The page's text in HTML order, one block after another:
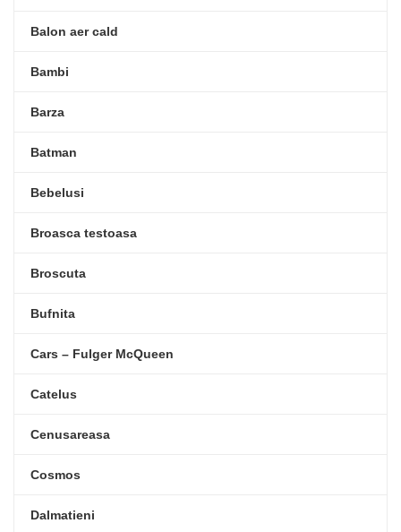
Balon aer cald
Bambi
Barza
Batman
Bebelusi
Broasca testoasa
Broscuta
Bufnita
Cars – Fulger McQueen
Catelus
Cenusareasa
Cosmos
Dalmatieni